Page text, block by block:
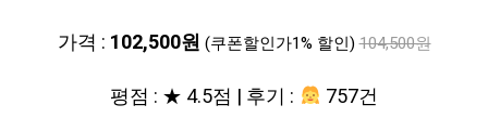
가격 : 102,500원 (쿠폰할인가1% 할인) 104,500원
평점 : ★ 4.5점 | 후기 : 757건